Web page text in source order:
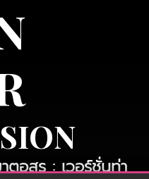
ตอสูร : เวอร์ชั่นท่า